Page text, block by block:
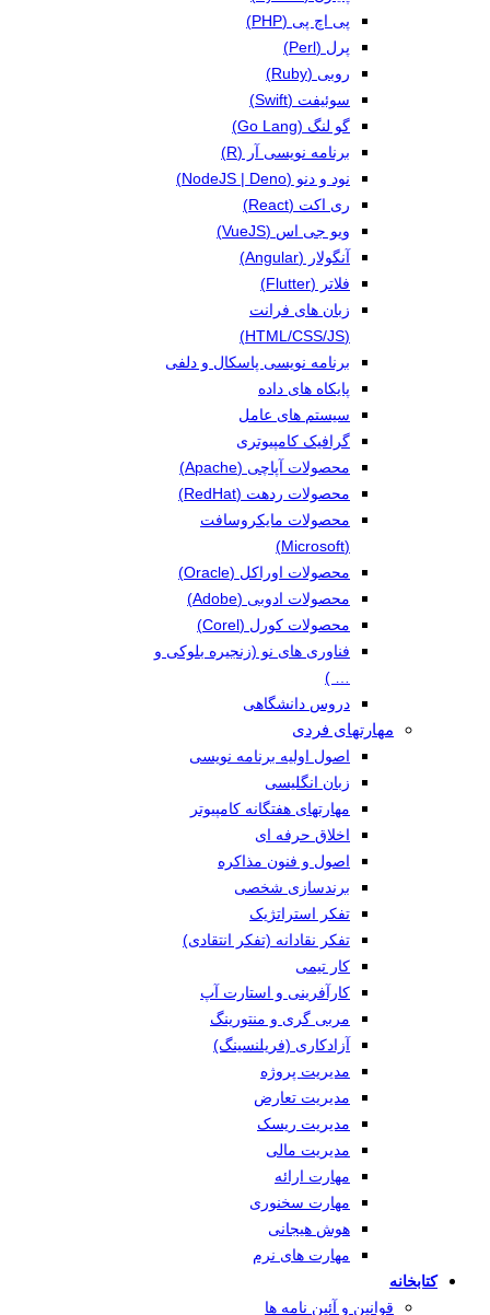
پی اچ پی (PHP)
پرل (Perl)
روبی (Ruby)
سوئیفت (Swift)
گو لنگ (Go Lang)
برنامه نویسی آر (R)
نود و دنو (NodeJS | Deno)
ری اکت (React)
ویو جی اس (VueJS)
آنگولار (Angular)
فلاتر (Flutter)
زبان های فرانت
(HTML/CSS/JS)
برنامه نویسی پاسکال و دلفی
پایکاه های داده
سیستم های عامل
گرافیک کامپیوتری
محصولات آپاچی (Apache)
محصولات ردهت (RedHat)
محصولات مایکروسافت
(Microsoft)
محصولات اوراکل (Oracle)
محصولات ادوبی (Adobe)
محصولات کورل (Corel)
فناوری های نو (زنجیره بلوکی و
… )
دروس دانشگاهی
مهارتهای فردی
اصول اولیه برنامه نویسی
زبان انگلیسی
مهارتهای هفتگانه کامپیوتر
اخلاق حرفه ای
اصول و فنون مذاکره
برندسازی شخصی
تفکر استراتژیک
تفکر نقادانه (تفکر انتقادی)
کار تیمی
کارآفرینی و استارت آپ
مربی گری و منتورینگ
آزادکاری (فریلنسینگ)
مدیریت پروژه
مدیریت تعارض
مدیریت ریسک
مدیریت مالی
مهارت ارائه
مهارت سخنوری
هوش هیجانی
مهارت های نرم
کتابخانه
قوانین و آئین نامه ها